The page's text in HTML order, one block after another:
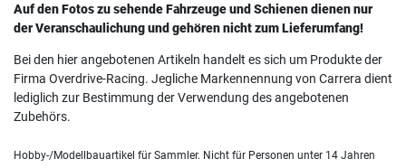
Auf den Fotos zu sehende Fahrzeuge und Schienen dienen nur
der Veranschaulichung und gehören nicht zum Lieferumfang!
Bei den hier angebotenen Artikeln handelt es sich um Produkte der
Firma Overdrive-Racing. Jegliche Markennennung von Carrera dient
lediglich zur Bestimmung der Verwendung des angebotenen
Zubehörs.
Hobby-/Modellbauartikel für Sammler. Nicht für Personen unter 14 Jahren